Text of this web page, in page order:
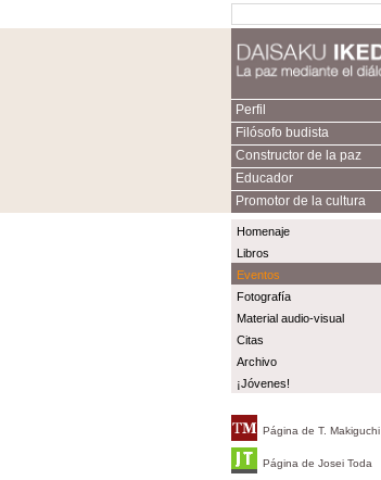
Perfil
Filósofo budista
Constructor de la paz
Educador
Promotor de la cultura
Homenaje
Libros
Eventos
Fotografía
Material audio-visual
Citas
Archivo
¡Jóvenes!
Página de T. Makiguchi
Página de Josei Toda